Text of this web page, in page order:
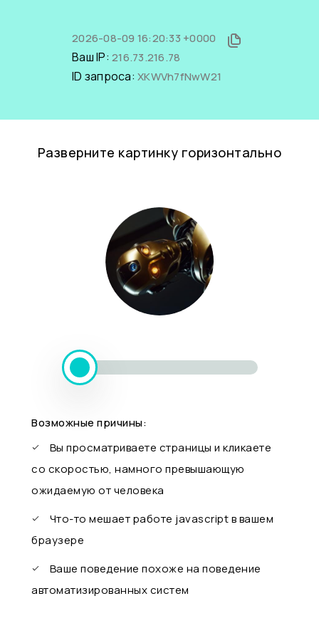
2026-08-09 16:20:33 +0000
Ваш IP: 216.73.216.78
ID запроса: XKWVh7fNwW21
Разверните картинку горизонтально
Возможные причины:
Вы просматриваете страницы и кликаете
со скоростью, намного превышающую
ожидаемую от человека
Что-то мешает работе javascript в вашем
браузере
Ваше поведение похоже на поведение
автоматизированных систем